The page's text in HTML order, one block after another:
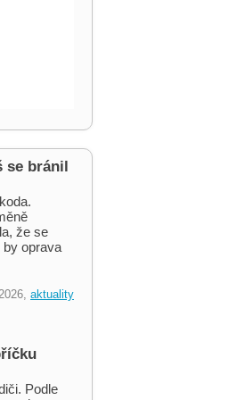
se bránil
že se
oprava
aktuality
Podle